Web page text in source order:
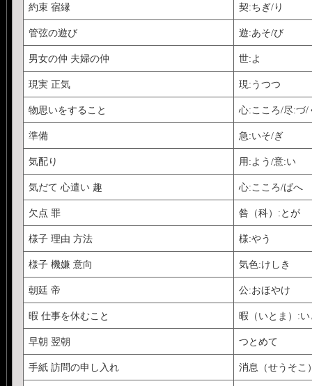
約束 宿縁 契:ちぎ/り
管弦の遊び 遊:あそ/び
男女の仲 夫婦の仲 世:よ
現実 正気 現:うつつ
物思いをすること 心:こころ/尽:づ/
準備 急:いそ/ぎ
気配り 用:よう/意:い
気だて 心遣い 趣 心:こころ/ばへ
欠点 罪 咎（科）:とが
様子 理由 方法 様:やう
様子 機嫌 意向 気色:けしき
朝廷 帝 公:おほやけ
暇 仕事を休むこと 暇（いとま）:い
早朝 翌朝 つとめて
手紙 訪問の申し入れ 消息（せうそこ